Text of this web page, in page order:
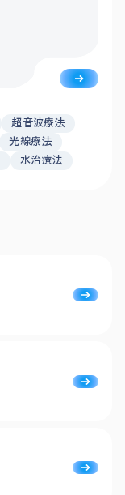
超音波療法
光線療法
水治療法